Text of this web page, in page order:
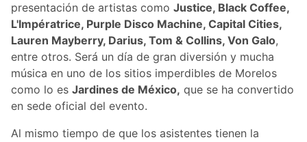
presentación de artistas como Justice, Black Coffee,
L'Impératrice, Purple Disco Machine, Capital Cities,
Lauren Mayberry, Darius, Tom & Collins, Von Galo,
entre otros. Será un día de gran diversión y mucha
música en uno de los sitios imperdibles de Morelos
como lo es Jardines de México, que se ha convertido
en sede oficial del evento.
Al mismo tiempo de que los asistentes tienen la